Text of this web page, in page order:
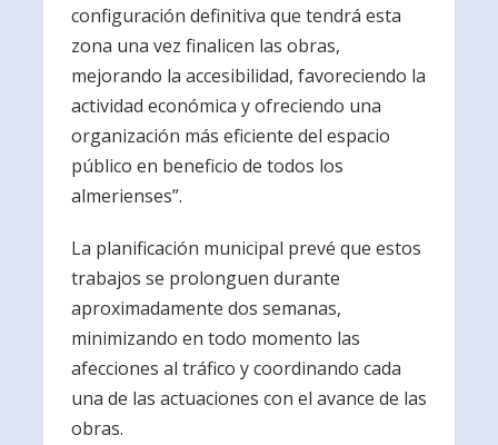
configuración definitiva que tendrá esta
zona una vez finalicen las obras,
mejorando la accesibilidad, favoreciendo la
actividad económica y ofreciendo una
organización más eficiente del espacio
público en beneficio de todos los
almerienses”.
La planificación municipal prevé que estos
trabajos se prolonguen durante
aproximadamente dos semanas,
minimizando en todo momento las
afecciones al tráfico y coordinando cada
una de las actuaciones con el avance de las
obras.